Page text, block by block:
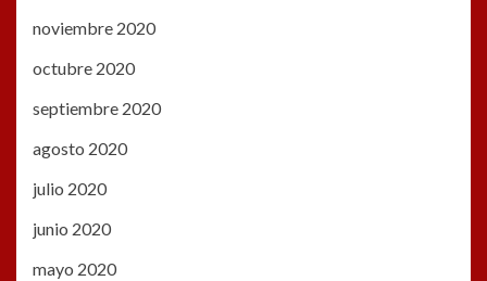
noviembre 2020
octubre 2020
septiembre 2020
agosto 2020
julio 2020
junio 2020
mayo 2020